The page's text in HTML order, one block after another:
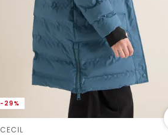
-29%
CECIL